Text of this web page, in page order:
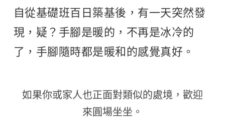
自從基礎班百日築基後，有一天突然發
現，疑？手腳是暖的，不再是冰冷的
了，手腳隨時都是暖和的感覺真好。
如果你或家人也正面對類似的處境，歡迎
來圓場坐坐。